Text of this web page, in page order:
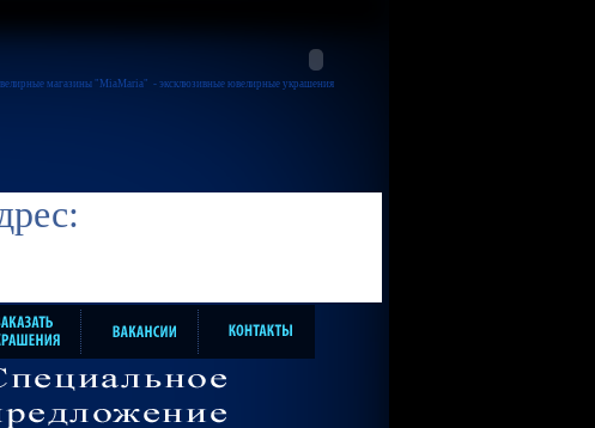
магазины "MiaMaria" - эксклюзивные ювелирные украшения